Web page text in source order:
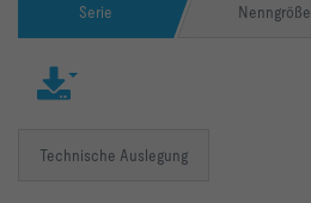
Serie Nenngröße
Technische Auslegung